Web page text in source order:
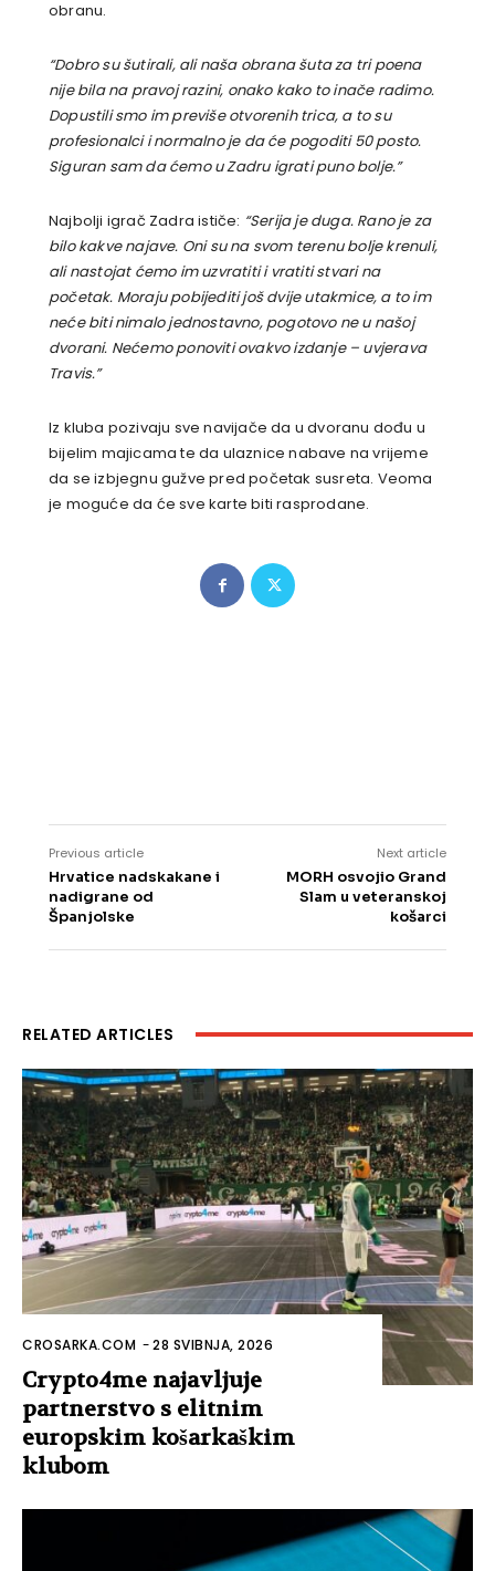
obranu.
“Dobro su šutirali, ali naša obrana šuta za tri poena
nije bila na pravoj razini, onako kako to inače radimo.
Dopustili smo im previše otvorenih trica, a to su
profesionalci i normalno je da će pogoditi 50 posto.
Siguran sam da ćemo u Zadru igrati puno bolje.”
Najbolji igrač Zadra ističe: “Serija je duga. Rano je za
bilo kakve najave. Oni su na svom terenu bolje krenuli,
ali nastojat ćemo im uzvratiti i vratiti stvari na
početak. Moraju pobijediti još dvije utakmice, a to im
neće biti nimalo jednostavno, pogotovo ne u našoj
dvorani. Nećemo ponoviti ovakvo izdanje – uvjerava
Travis.”
Iz kluba pozivaju sve navijače da u dvoranu dođu u
bijelim majicama te da ulaznice nabave na vrijeme
da se izbjegnu gužve pred početak susreta. Veoma
je moguće da će sve karte biti rasprodane.
Previous article
Hrvatice nadskakane i
nadigrane od
Španjolske
Next article
MORH osvojio Grand
Slam u veteranskoj
košarci
RELATED ARTICLES
CROSARKA.COM -28 SVIBNJA, 2026
Crypto4me najavljuje
partnerstvo s elitnim
europskim košarkaškim
klubom